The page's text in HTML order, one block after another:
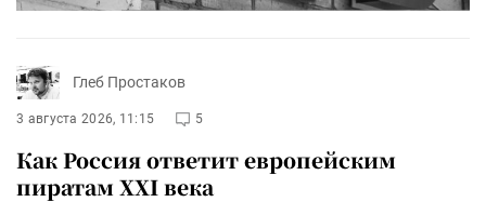
Глеб Простаков
3 августа 2026, 11:15 5
Как Россия ответит европейским
пиратам XXI века